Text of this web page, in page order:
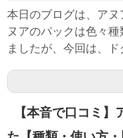
本日のブログは、ア
ヌアのパックは色々
ましたが、今回は、ド
【本音で口コミ